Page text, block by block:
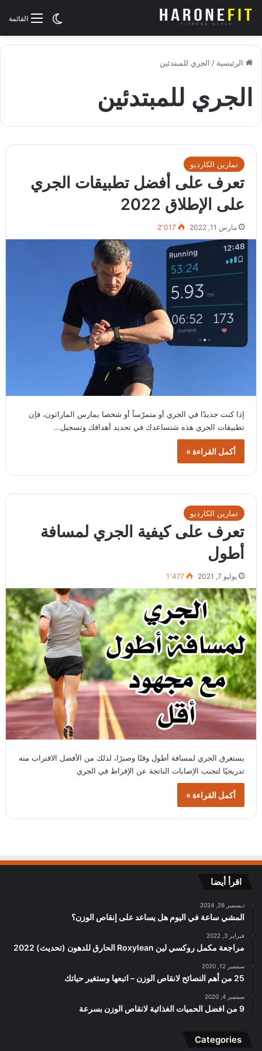
القائمةالوضع
الرئيسية / الجري للمبتدئين
الجري للمبتدئين
تمارين الكارديو
تعرف على أفضل تطبيقات الجري
على الإطلاق 2022
مارس 11, 2022 2٬017
إذا كنت جديدًا في الجري أو متمرّساََ أو شخصا يمارس الماراثون، فإن
تطبيقات الجري هذه سَتساعدك في تحديد أهدافك وتسجيل…
أكمل القراءة »
تمارين الكارديو
تعرف على كيفية الجري لمسافة
أطول
يوليو 7, 2021 1٬477
يستغرق الجري لمسافة أطول وقتًا وصبرًا، لذلك من الأفضل الاقتراب منه
تدريجيًا لتجنب الإصابات الناتجة عن الإفراط في الجري
أكمل القراءة »
اقرأ أيضا
ديسمبر 26, 2024
المشي ساعة في اليوم هل يساعد على إنقاص الوزن؟
فبراير 3, 2022
مراجعة مكمل روكسي لين Roxylean الحارق للدهون (تحديث) 2022
سبتمبر 12, 2020
25 من أهم النصائح لانقاص الوزن – اتبعها وستغير حياتك
سبتمبر 4, 2020
9 من افضل الحميات الغذائية لانقاص الوزن بسرعة
Categories